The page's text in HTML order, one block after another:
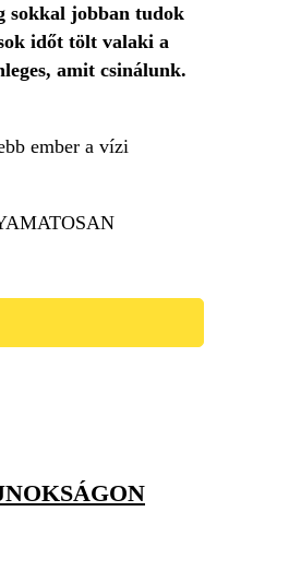
sokkal jobban tudok
időt tölt valaki a
amit csinálunk.
ember a vízi